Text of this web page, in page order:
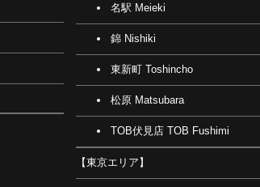
名駅 Meieki
錦 Nishiki
東新町 Toshincho
松原 Matsubara
TOB伏見店 TOB Fushimi
【東京エリア】